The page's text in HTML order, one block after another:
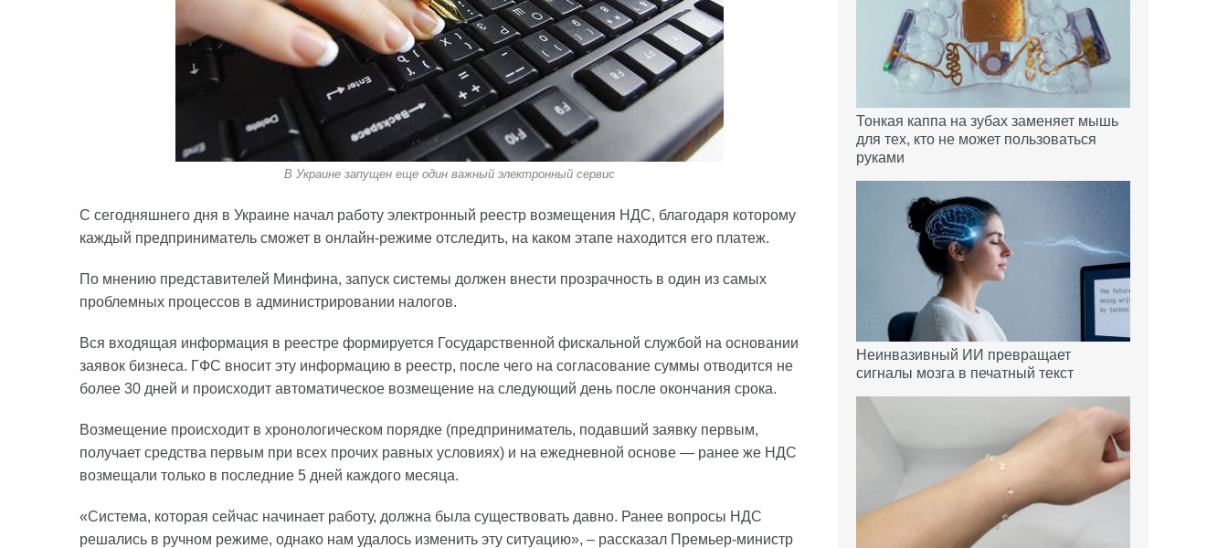
В Украине запущен еще один важный электронный сервис
С сегодняшнего дня в Украине начал работу электронный реестр возмещения НДС, благодаря которому
каждый предприниматель сможет в онлайн-режиме отследить, на каком этапе находится его платеж.
По мнению представителей Минфина, запуск системы должен внести прозрачность в один из самых
проблемных процессов в администрировании налогов.
Вся входящая информация в реестре формируется Государственной фискальной службой на основании
заявок бизнеса. ГФС вносит эту информацию в реестр, после чего на согласование суммы отводится не
более 30 дней и происходит автоматическое возмещение на следующий день после окончания срока.
Возмещение происходит в хронологическом порядке (предприниматель, подавший заявку первым,
получает средства первым при всех прочих равных условиях) и на ежедневной основе — ранее же НДС
возмещали только в последние 5 дней каждого месяца.
«Система, которая сейчас начинает работу, должна была существовать давно. Ранее вопросы НДС
решались в ручном режиме, однако нам удалось изменить эту ситуацию», – рассказал Премьер-министр
Тонкая каппа на зубах заменяет мышь
для тех, кто не может пользоваться
руками
Неинвазивный ИИ превращает
сигналы мозга в печатный текст